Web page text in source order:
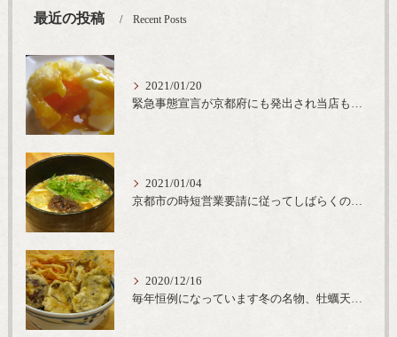
最近の投稿 Recent Posts
2021/01/20
緊急事態宣言が京都府にも発出され当店も要請に従って20時完全閉店という形で営業なるべく短期間での要請解除へ一致団結です
2021/01/04
京都市の時短営業要請に従ってしばらくの間20時までの営業とさせていただいております。寒い時期には温かいお蕎麦がおすすめ
2020/12/16
毎年恒例になっています冬の名物、牡蠣天丼が販売開始です、広島県産の大粒牡蠣を使用し天ぷらならではのカリと衣クリーミーな味わいをどうぞ